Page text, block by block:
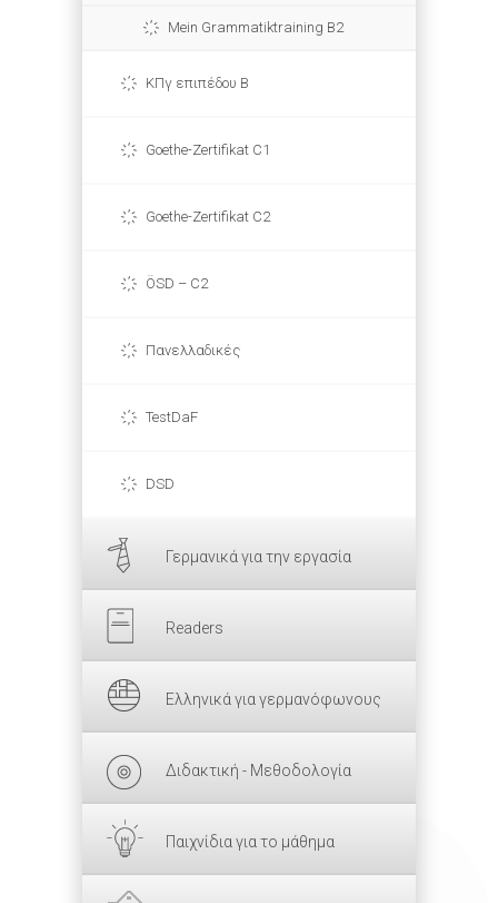
Mein Grammatiktraining B2
ΚΠγ επιπέδου Β
Goethe-Zertifikat C1
Goethe-Zertifikat C2
ÖSD – C2
Πανελλαδικές
TestDaF
DSD
Γερμανικά για την εργασία
Readers
Ελληνικά για γερμανόφωνους
Διδακτική - Μεθοδολογία
Παιχνίδια για το μάθημα